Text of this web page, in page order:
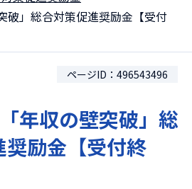
破」総合対策促進奨励金【受付
ページID：496543496
年収の壁突破」総
奨励金【受付終